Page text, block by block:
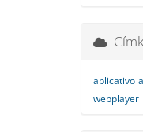
aplicativo
webplayer